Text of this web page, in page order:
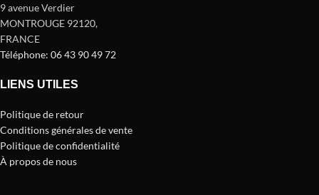
9 avenue Verdier
MONTROUGE 92120,
FRANCE
Téléphone: 06 43 90 49 72
LIENS UTILES
Politique de retour
Conditions générales de vente
Politique de confidentialité
À propos de nous